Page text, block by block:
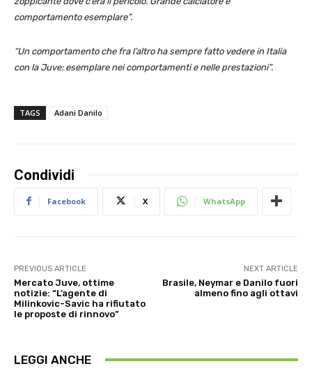
comportamento esemplare”.
“Un comportamento che fra l’altro ha sempre fatto vedere in Italia
con la Juve: esemplare nei comportamenti e nelle prestazioni”.
TAGS Adani Danilo
Condividi
Facebook X WhatsApp
PREVIOUS ARTICLE
Mercato Juve, ottime
notizie: “L’agente di
Milinkovic-Savic ha rifiutato
le proposte di rinnovo”
NEXT ARTICLE
Brasile, Neymar e Danilo fuori
almeno fino agli ottavi
LEGGI ANCHE